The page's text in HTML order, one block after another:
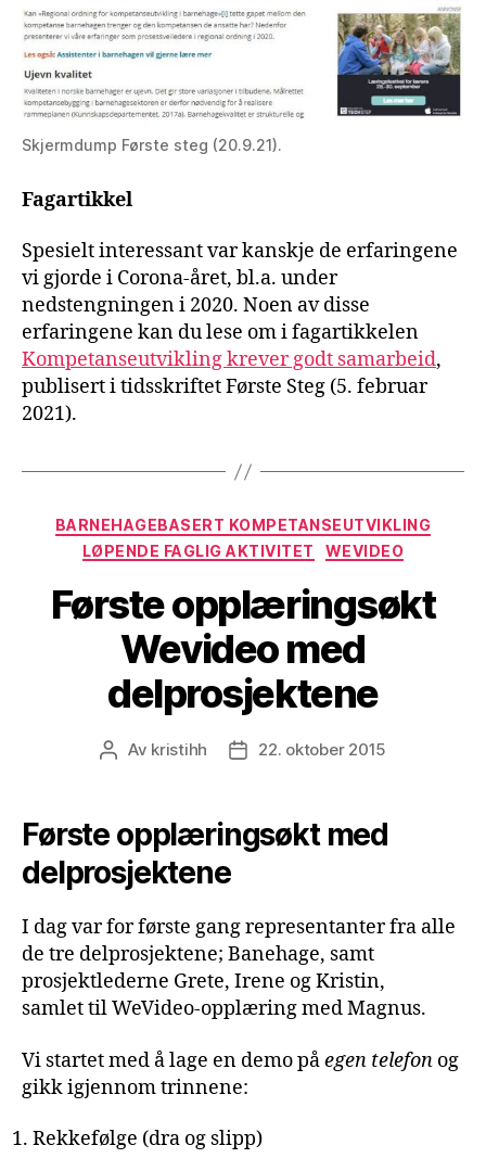
Skjermdump Første steg (20.9.21).
Fagartikkel
Spesielt interessant var kanskje de erfaringene
vi gjorde i Corona-året, bl.a. under
nedstengningen i 2020. Noen av disse
erfaringene kan du lese om i fagartikkelen
Kompetanseutvikling krever godt samarbeid,
publisert i tidsskriftet Første Steg (5. februar
2021).
Kategorier
BARNEHAGEBASERT KOMPETANSEUTVIKLING
LØPENDE FAGLIG AKTIVITET
WEVIDEO
Første opplæringsøkt
Wevideo med
delprosjektene
Innleggsforfatter
Av kristihh Publiseringsdato
22. oktober 2015
Første opplæringsøkt med
delprosjektene
I dag var for første gang representanter fra alle
de tre delprosjektene; Banehage, samt
prosjektlederne Grete, Irene og Kristin,
samlet til WeVideo-opplæring med Magnus.
Vi startet med å lage en demo påegen telefon og
gikk igjennom trinnene:
Rekkefølge (dra og slipp)